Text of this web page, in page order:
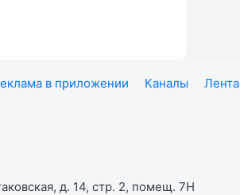
в приложении Каналы Лента
д. 14, стр. 2, помещ. 7Н